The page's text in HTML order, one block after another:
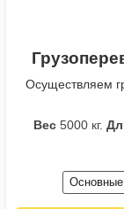
Осуществляем
Вес 5000 кг.
Основные